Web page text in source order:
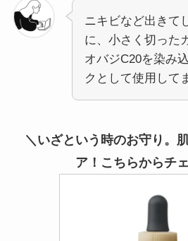
ニキビなど出きて
に、小さく切った
オバジC20を染み
クとして使用して
＼いざという時のお守り。
ア！こちらからチ